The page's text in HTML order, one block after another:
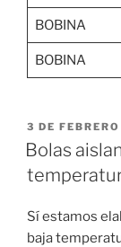
BOBINA
BOBINA
PUBLICADO
EL
3 DE
Bolas
Sí estamos
baja